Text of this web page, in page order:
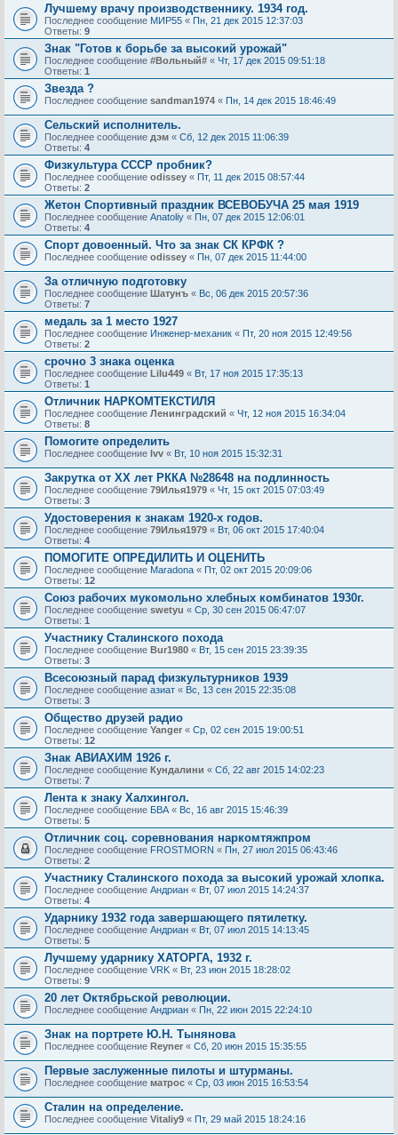
Лучшему врачу производственнику. 1934 год.
Последнее сообщение МИР55 « Пн, 21 дек 2015 12:37:03
Ответы: 9
Знак "Готов к борьбе за высокий урожай"
Последнее сообщение #Вольный# « Чт, 17 дек 2015 09:51:18
Ответы: 1
Звезда ?
Последнее сообщение sandman1974 « Пн, 14 дек 2015 18:46:49
Сельский исполнитель.
Последнее сообщение дэм « Сб, 12 дек 2015 11:06:39
Ответы: 4
Физкультура СССР пробник?
Последнее сообщение odissey « Пт, 11 дек 2015 08:57:44
Ответы: 2
Жетон Спортивный праздник ВСЕВОБУЧА 25 мая 1919
Последнее сообщение Anatoliy « Пн, 07 дек 2015 12:06:01
Ответы: 4
Спорт довоенный. Что за знак СК КРФК ?
Последнее сообщение odissey « Пн, 07 дек 2015 11:44:00
За отличную подготовку
Последнее сообщение Шатунъ « Вс, 06 дек 2015 20:57:36
Ответы: 7
медаль за 1 место 1927
Последнее сообщение Инженер-механик « Пт, 20 ноя 2015 12:49:56
Ответы: 2
срочно 3 знака оценка
Последнее сообщение Lilu449 « Вт, 17 ноя 2015 17:35:13
Ответы: 1
Отличник НАРКОМТЕКСТИЛЯ
Последнее сообщение Ленинградский « Чт, 12 ноя 2015 16:34:04
Ответы: 8
Помогите определить
Последнее сообщение lvv « Вт, 10 ноя 2015 15:32:31
Закрутка от ХХ лет РККА №28648 на подлинность
Последнее сообщение 79Илья1979 « Чт, 15 окт 2015 07:03:49
Ответы: 3
Удостоверения к знакам 1920-х годов.
Последнее сообщение 79Илья1979 « Вт, 06 окт 2015 17:40:04
Ответы: 4
ПОМОГИТЕ ОПРЕДИЛИТЬ И ОЦЕНИТЬ
Последнее сообщение Maradona « Пт, 02 окт 2015 20:09:06
Ответы: 12
Союз рабочих мукомольно хлебных комбинатов 1930г.
Последнее сообщение swetyu « Ср, 30 сен 2015 06:47:07
Ответы: 1
Участнику Сталинского похода
Последнее сообщение Bur1980 « Вт, 15 сен 2015 23:39:35
Ответы: 3
Всесоюзный парад физкультурников 1939
Последнее сообщение азиат « Вс, 13 сен 2015 22:35:08
Ответы: 3
Общество друзей радио
Последнее сообщение Yanger « Ср, 02 сен 2015 19:00:51
Ответы: 12
Знак АВИАХИМ 1926 г.
Последнее сообщение Кундалини « Сб, 22 авг 2015 14:02:23
Ответы: 7
Лента к знаку Халхингол.
Последнее сообщение БВА « Вс, 16 авг 2015 15:46:39
Ответы: 5
Отличник соц. соревнования наркомтяжпром
Последнее сообщение FROSTMORN « Пн, 27 июл 2015 06:43:46
Ответы: 2
Участнику Сталинского похода за высокий урожай хлопка.
Последнее сообщение Андриан « Вт, 07 июл 2015 14:24:37
Ответы: 4
Ударнику 1932 года завершающего пятилетку.
Последнее сообщение Андриан « Вт, 07 июл 2015 14:13:45
Ответы: 5
Лучшему ударнику ХАТОРГА, 1932 г.
Последнее сообщение VRK « Вт, 23 июн 2015 18:28:02
Ответы: 9
20 лет Октябрьской революции.
Последнее сообщение Андриан « Пн, 22 июн 2015 22:24:10
Знак на портрете Ю.Н. Тынянова
Последнее сообщение Reyner « Сб, 20 июн 2015 15:35:55
Первые заслуженные пилоты и штурманы.
Последнее сообщение матрос « Ср, 03 июн 2015 16:53:54
Сталин на определение.
Последнее сообщение Vitaliy9 « Пт, 29 май 2015 18:24:16